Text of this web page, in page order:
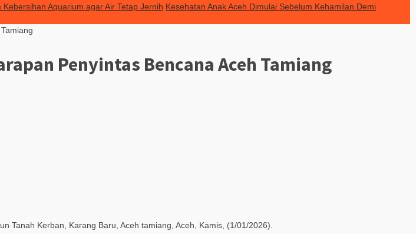
Aquarium agar Air Tetap Jernih Kesehatan Anak Aceh Dimulai Sebelum Kehamilan Demi
Penyintas Bencana Aceh Tamiang
Tanah Kerban, Karang Baru, Aceh tamiang, Aceh, Kamis, (1/01/2026).